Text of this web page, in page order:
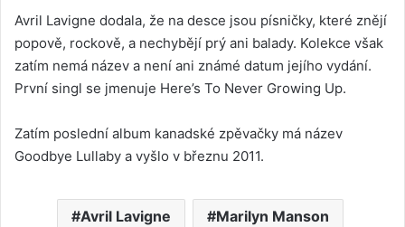
Avril Lavigne dodala, že na desce jsou písničky, které znějí
popově, rockově, a nechybějí prý ani balady. Kolekce však
zatím nemá název a není ani známé datum jejího vydání.
První singl se jmenuje Here’s To Never Growing Up.
Zatím poslední album kanadské zpěvačky má název
Goodbye Lullaby a vyšlo v březnu 2011.
Avril Lavigne Marilyn Manson